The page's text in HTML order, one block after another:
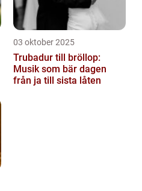
03 oktober 2025
Trubadur till bröllop:
Musik som bär dagen
från ja till sista låten